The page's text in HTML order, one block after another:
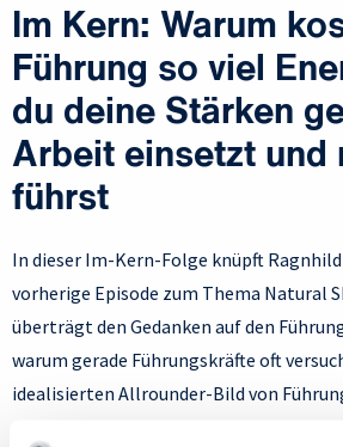
Im Kern: Warum
Führung so viel
du deine Stärken
Arbeit einsetzt und
führst
In dieser Im-Kern-Folge knüpft
vorherige Episode zum Thema Natural
überträgt den Gedanken auf den
warum gerade Führungskräfte oft
idealisierten Allrounder-Bild von